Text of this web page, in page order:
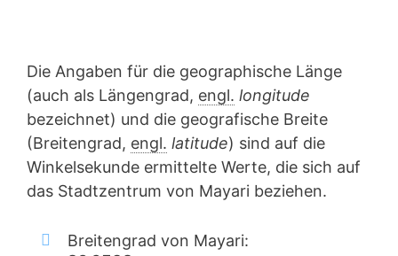
Die Angaben für die geographische Länge
(auch als Längengrad, engl. longitude
bezeichnet) und die geografische Breite
(Breitengrad, engl. latitude) sind auf die
Winkelsekunde ermittelte Werte, die sich auf
das Stadtzentrum von Mayari beziehen.
Breitengrad von Mayari: